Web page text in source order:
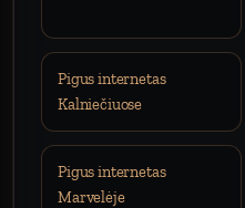
Pigus internetas
Kalniečiuose
Pigus internetas
Marvelėje